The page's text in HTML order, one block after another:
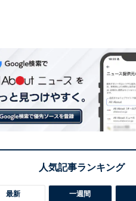
最新 一週間